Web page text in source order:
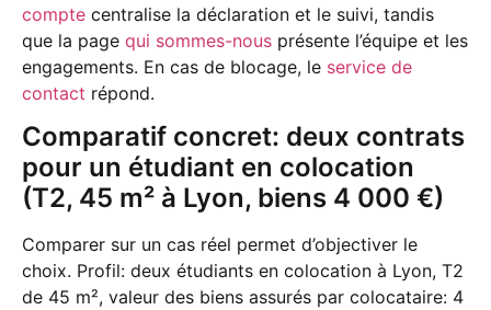
compte centralise la déclaration et le suivi, tandis
que la page qui sommes-nous présente l’équipe et les
engagements. En cas de blocage, le service de
contact répond.
Comparatif concret: deux contrats
pour un étudiant en colocation
(T2, 45 m² à Lyon, biens 4 000 €)
Comparer sur un cas réel permet d’objectiver le
choix. Profil: deux étudiants en colocation à Lyon, T2
de 45 m², valeur des biens assurés par colocataire: 4